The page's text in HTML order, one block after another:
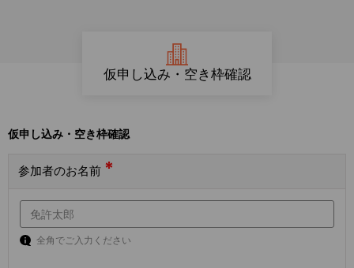
仮申し込み・空き枠確認
仮申し込み・空き枠確認
参加者のお名前 *
全角でご入力ください